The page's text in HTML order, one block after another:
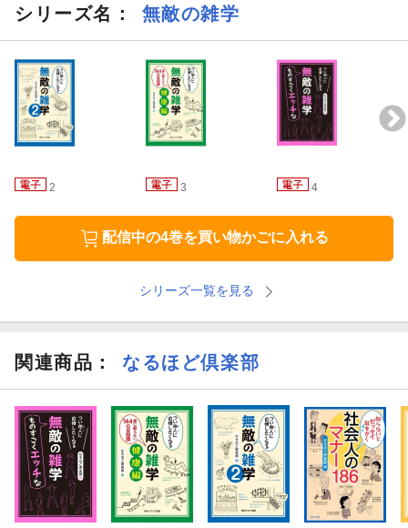
シリーズ名： 無敵の雑学
2 3 4
配信中の4巻を買い物かごに入れる
シリーズ一覧を見る
関連商品 ： なるほど倶楽部